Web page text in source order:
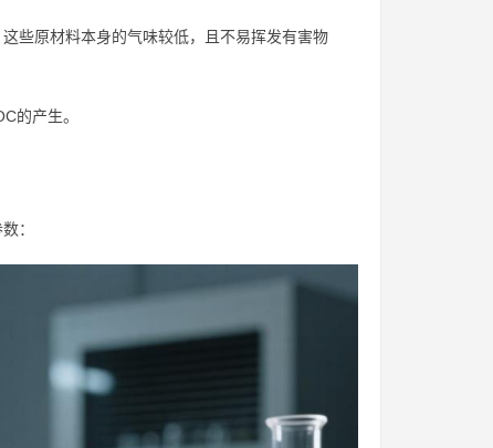
些原材料本身的气味较低，且不易挥发有害物
的产生。
：